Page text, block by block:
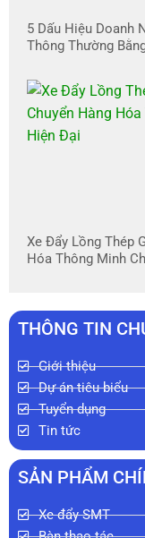
5 Dấu Hiệu Doanh
Thông Thường
Xe Đẩy Lồng Thép
Hóa Thông Minh
THÔNG TIN
Giới thiệu
Dự án tiêu biểu
Tuyển dụng
Tin tức
SẢN PHẨM
Xe đẩy SMT